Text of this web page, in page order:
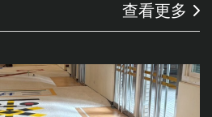
查看更多